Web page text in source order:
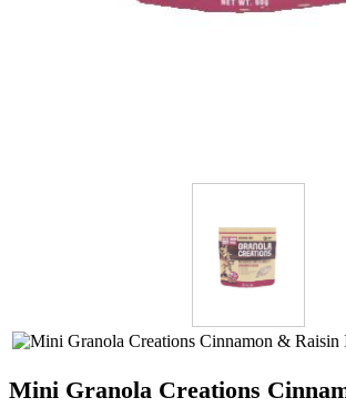
Mini Granola Creations